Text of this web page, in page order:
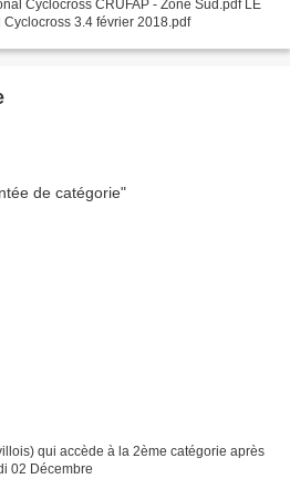
Cyclocross CRUFAP - Zone Sud.pdf LE
3.4 février 2018.pdf
qui accède à la 2ème catégorie après
02 Décembre